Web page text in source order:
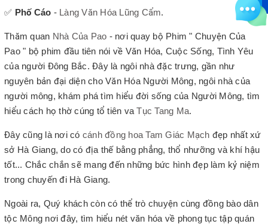
✅ Phố Cáo - Làng Văn Hóa Lũng Cẩm.
Thăm quan Nhà Của Pao - nơi quay bộ Phim " Chuyện Của
Pao " bộ phim đầu tiên nói về Văn Hóa, Cuộc Sống, Tình Yêu
của người Đông Bắc. Đây là ngôi nhà đặc trưng, gần như
nguyên bản đại diện cho Văn Hóa Người Mông, ngôi nhà của
người mông, khám phá tìm hiểu đời sống của Người Mông, tìm
hiểu cách họ thờ cúng tổ tiên vaTục Tang Ma.
Đây cũng là nơi có cánh đồng hoa Tam Giác Mạch đẹp nhất xứ
sở Hà Giang, do có địa thế bằng phẳng, thổ nhưỡng và khí hậu
tốt... Chắc chắn sẽ mang đến những bức hình đẹp làm kỷ niệm
trong chuyến đi Hà Giang.
Ngoài ra, Quý khách còn có thể trò chuyện cùng đồng bào dân
tộc Mông nơi đây, tìm hiểu nét văn hóa về phong tục tập quán